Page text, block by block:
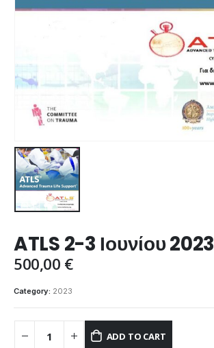
ATLS 2-3 Ιουνίου 2023
500,00 €
Category: 2023
ADD TO CART